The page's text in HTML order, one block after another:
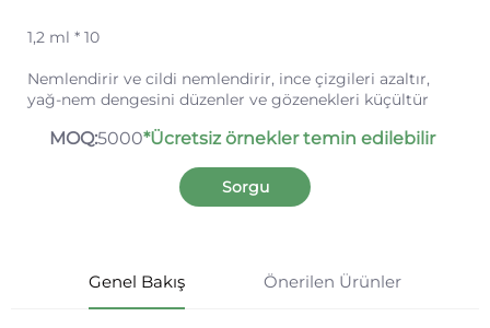
1,2 ml * 10
Nemlendirir ve cildi nemlendirir, ince çizgileri azaltır,
yağ-nem dengesini düzenler ve gözenekleri küçültür
MOQ:5000*Ücretsiz örnekler temin edilebilir
Sorgu
Genel Bakış Önerilen Ürünler